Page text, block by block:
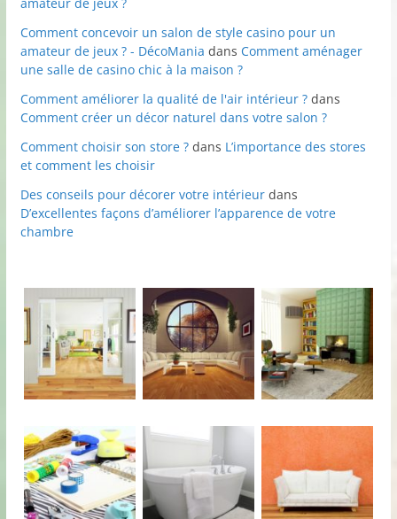
Comment concevoir un salon de style casino pour un
amateur de jeux ? - DécoMania dans Comment aménager
une salle de casino chic à la maison ?
Comment améliorer la qualité de l'air intérieur ?dans
Comment créer un décor naturel dans votre salon ?
Comment choisir son store ?dans L’importance des stores
et comment les choisir
Des conseils pour décorer votre intérieurdans
D’excellentes façons d’améliorer l’apparence de votre
chambre